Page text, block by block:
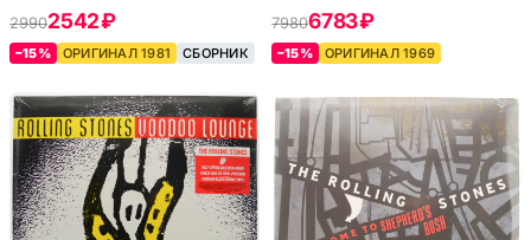
29902542 ₽
–15% ОРИГИНАЛ 1981 СБОРНИК
79806783 ₽
–15% ОРИГИНАЛ 1969